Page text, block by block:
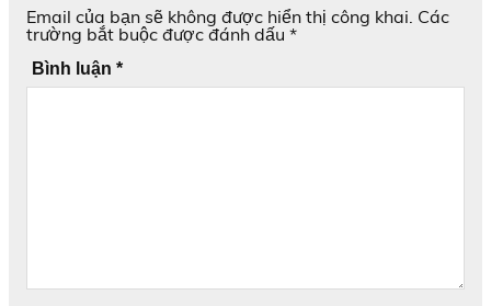
Email của bạn sẽ không được hiển thị công khai. Các
trường bắt buộc được đánh dấu *
Bình luận *